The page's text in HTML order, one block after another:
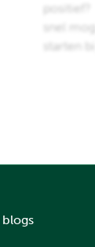
snel
starten